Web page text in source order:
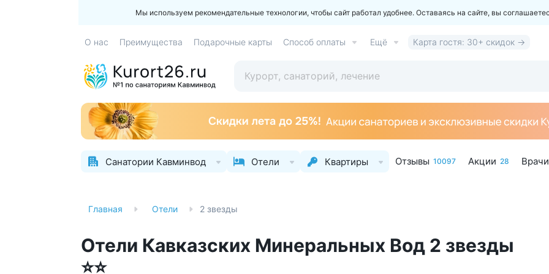
Мы используем рекомендательные технологии, чтобы сайт работал удобнее. Оставаясь на сайте, вы
О нас Преимущества Подарочные карты Способ оплаты Ещё Карта гостя: 30+ скидок →
Санатории Кавминвод Отели Квартиры Отзывы 10097 Акции 28 Врачи
Главная Отели 2 звезды
Отели Кавказских Минеральных Вод 2 звезды
⭐⭐